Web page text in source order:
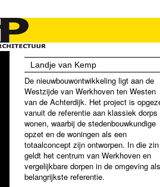
Landje van Kemp
De nieuwbouwontwikkeling ligt aan de
Westzijde van Werkhoven ten Westen
van de Achterdijk. Het project is
vanuit de referentie aan klassiek dorps
wonen, waarbij de stedenbouwkundige
opzet en de woningen als een
totaalconcept zijn ontworpen. In die zin
geldt het centrum van Werkhoven en
vergelijkbare dorpen in de omgeving als
belangrijkste referentie.